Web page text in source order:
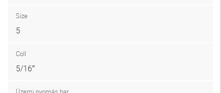
Size
5
Coll
5/16″